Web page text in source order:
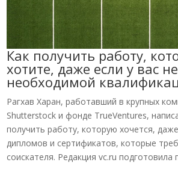
Как получить работу,
хотите, даже если у вас
необходимой
Рагхав Харан, работавший в крупных
Shutterstock и фонде TrueVentures,
получить работу, которую хочется,
дипломов и сертификатов, которые
соискателя. Редакция vc.ru подготовила